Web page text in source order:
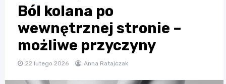
Ból kolana po
wewnętrznej stronie –
możliwe przyczyny
22 lutego 2026 Anna Ratajczak